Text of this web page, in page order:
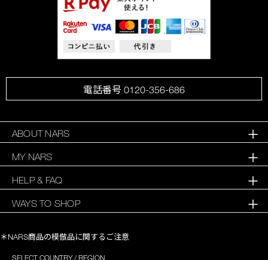
電話番号 0120-356-686
ABOUT NARS
MY NARS
HELP & FAQ
WAYS TO SHOP
＊NARS商品の模倣品に関するご注意
SELECT COUNTRY / REGION